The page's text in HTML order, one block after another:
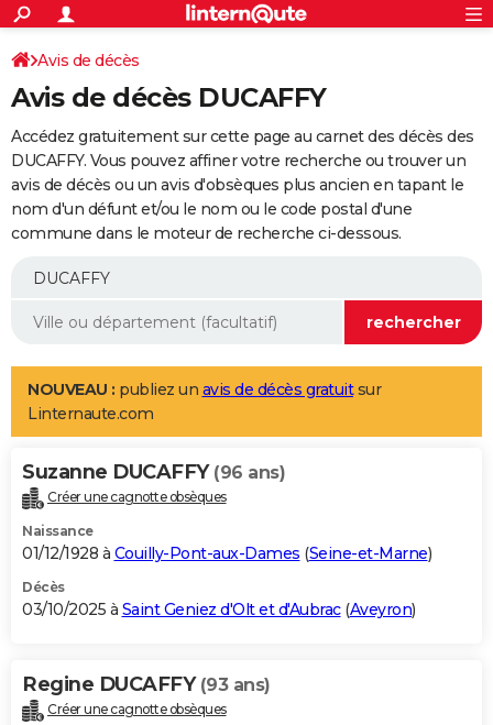
ACTUALITÉS
Politique
Société
Faits Divers
Education
Monde
Villes
+
SPORT
Coupe du monde 2026
Football
Tennis
Cyclisme
Rugby
Forum
Programme TV
TNT
Streaming
Cinéma
Sorties cinéma
Musique
+
FINANCE
Retraite
Epargne
Immobilier
Risques naturels par ville
Banque
Assurance
AUTO
Essais
Réserver un essai
Citadines
Berlines
SUV
Forum auto
+
Mobiles
Meilleur smartphone
Internet
Ordinateurs
Jeux vidéo
Guide high-tech
Aménagement intérieur
LIFESTYLE
Art de vivre
Bien-être
Loisirs
Mode
Modes de vie
Alimentation
Guide de la santé
Maladies
Médicaments
Sommeil
VOYAGE
Destinations
City break
Voyage nature
Voyage de noces
Forum
Climat
+PHOTO
GUIDES D'ACHAT
BONS PLANS
Carte de Noël
Carte Bonne année
Carte Saint-Valentin
Carte Pâques
Carte d'anniversaire
DICTIONNAIRE
Avis de décès
Avis de décès DUCAFFY
Accédez gratuitement sur cette page au carnet des décès des
DUCAFFY. Vous pouvez affiner votre recherche ou trouver un
avis de décès ou un avis d'obsèques plus ancien en tapant le
nom d'un défunt et/ou le nom ou le code postal d'une
commune dans le moteur de recherche ci-dessous.
NOUVEAU : publiez un avis de décès gratuitsur
Linternaute.com
Suzanne DUCAFFY (96 ans)
Créer une cagnotte obsèques
Naissance
01/12/1928 à Couilly-Pont-aux-Dames (Seine-et-Marne)
Décès
03/10/2025 à Saint Geniez d'Olt et d'Aubrac(Aveyron)
Regine DUCAFFY (93 ans)
Créer une cagnotte obsèques